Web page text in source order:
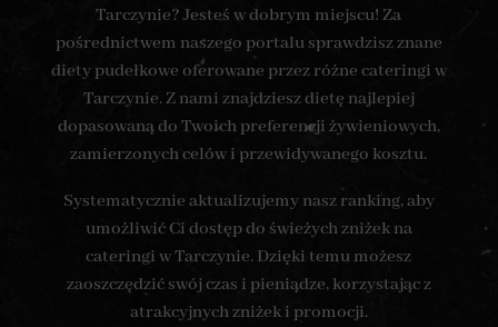
Tarczynie? Jesteś w dobrym miejscu! Za
pośrednictwem naszego portalu sprawdzisz znane
diety pudełkowe oferowane przez różne cateringi w
Tarczynie. Z nami znajdziesz dietę najlepiej
dopasowaną do Twoich preferencji żywieniowych,
zamierzonych celów i przewidywanego kosztu.
Systematycznie aktualizujemy nasz ranking, aby
umożliwić Ci dostęp do świeżych zniżek na
cateringi w Tarczynie. Dzięki temu możesz
zaoszczędzić swój czas i pieniądze, korzystając z
atrakcyjnych zniżek i promocji.